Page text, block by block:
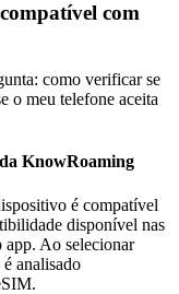
com
como verificar se
o meu telefone aceita
KnowRoaming
é compatível
disponível nas
Ao selecionar
analisado